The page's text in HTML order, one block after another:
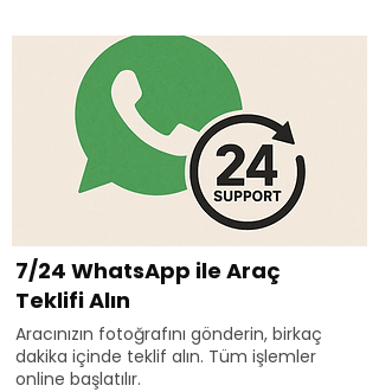
7/24 WhatsApp ile Araç
Teklifi Alın
Aracınızın fotoğrafını gönderin, birkaç
dakika içinde teklif alın. Tüm işlemler
online başlatılır.